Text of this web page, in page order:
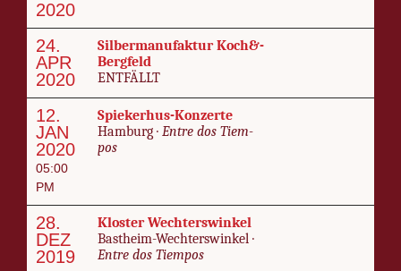
2020
24.
APR
2020
Silber­­manu­­fak­­tur Koch&­
Berg­­feld
ENT­FÄLLT
12.
JAN
2020
05:00
PM
Spiek­er­hus-Konz­erte
Ham­burg · En­tre dos Tiem­
pos
28.
DEZ
2019
Kloster Wech­ters­win­kel
Bas­theim-Wech­ters­win­kel ·
En­tre dos Tiem­pos